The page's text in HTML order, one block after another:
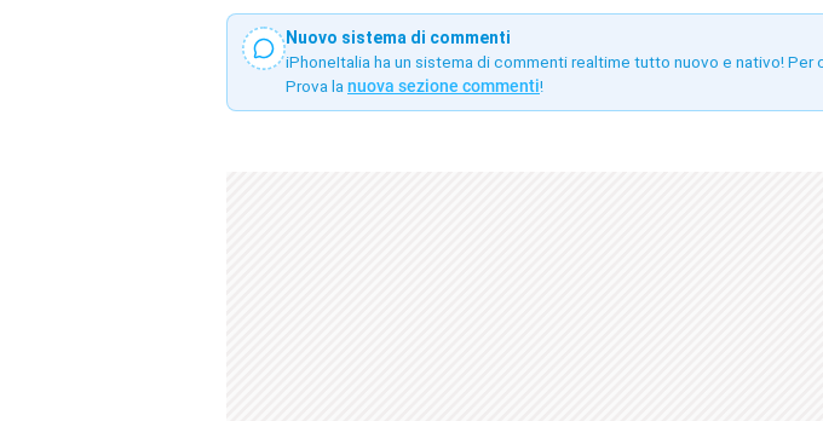
Nuovo sistema di commenti
iPhoneItalia ha un sistema di commenti realtime tutto nuovo e nativo!
Prova la nuova sezione commenti!